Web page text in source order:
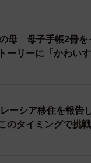
らしい姿に、多く
す（笑）。お姉ち
母 母子手帳2冊を
リーに「かわいす
レーシア移住を報
のタイミングで挑戦